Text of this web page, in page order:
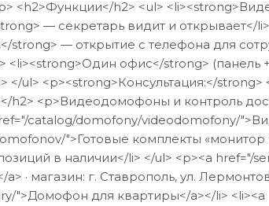
<h2>Функции</h2> <ul>
— секретарь видит и открывает</
strong> — открытие с телефона для
офис</strong> (панель
ul> <p><strong>Консультация:</strong>
h2> <p>Видеодомофоны и контроль
catalog/domofony/videodomofony/
">Готовые комплекты «монитор
в наличии</li> </ul> <p><a href="/
· магазин: г. Ставрополь, ул.
">Домофон для квартиры</a></li> <li><a